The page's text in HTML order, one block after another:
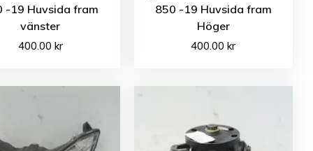
-19 Huvsida fram
vänster
400.00 kr
850 -19 Huvsida fram
Höger
400.00kr